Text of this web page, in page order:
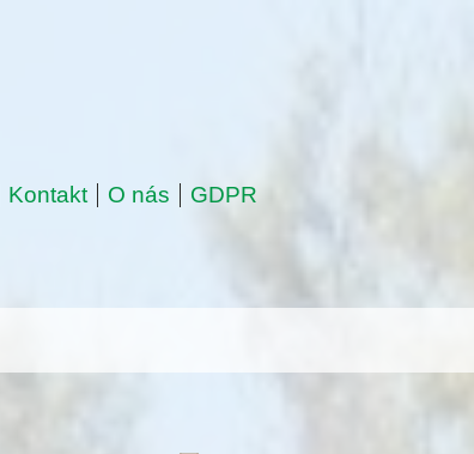
Kontakt O nás GDPR